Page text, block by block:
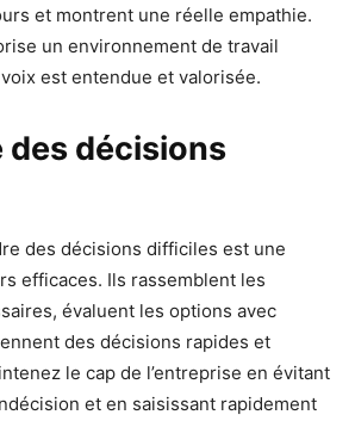
et montrent une réelle empathie.
un environnement de travail
est entendue et valorisée.
des décisions
des décisions difficiles est une
efficaces. Ils rassemblent les
évaluent les options avec
des décisions rapides et
le cap de l’entreprise en évitant
et en saisissant rapidement